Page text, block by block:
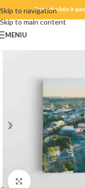
Skip to navigation
Skip to main content
Fotodrobės ir
MENIU
Spustelėkite,